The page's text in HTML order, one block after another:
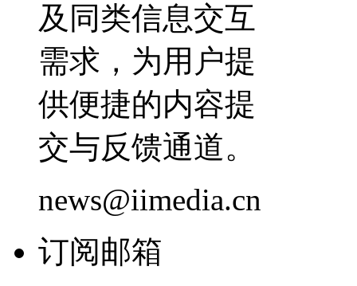
及同类信息交互
需求，为用户提
供便捷的内容提
交与反馈通道。
news@iimedia.cn
订阅邮箱